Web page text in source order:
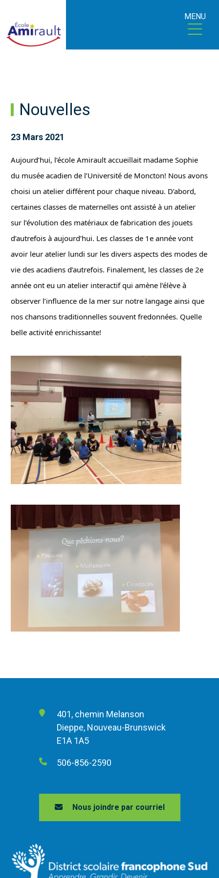
MENU
Nouvelles
23 Mars 2021
Aujourd’hui, l’école Amirault accueillait madame Sophie
du musée acadien de l’Université de Moncton! Nous avons
choisi un atelier différent pour chaque niveau. D’abord,
certaines classes de maternelles ont assisté à un atelier
sur l’évolution des matériaux de fabrication des jouets
d’autrefois à aujourd’hui. Les classes de 1e année vont
avoir leur atelier lundi sur les divers aspects des modes de
vie des acadiens d’autrefois. Finalement, les classes de 2e
année ont eu un atelier interactif qui amène l’élève à
observer l’influence de la mer sur notre langage ainsi que
nos chansons traditionnelles souvent fredonnées. Quelle
belle activité enrichissante!
401, chemin Melanson
Dieppe, Nouveau-Brunswick
E1A 1A5
506-856-2590
Nous joindre par courriel